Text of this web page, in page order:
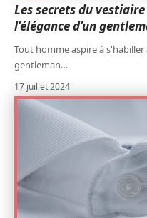
Les secrets du
l’élégance d’un
Tout homme aspire à
gentleman…
17 juillet 2024